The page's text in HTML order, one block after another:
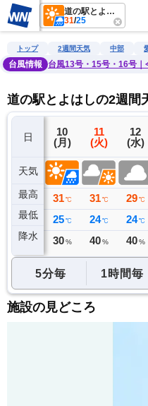
道の駅とよはし
31/25
雨雲レーダー 台風情報 地
トップ 2週間天気 中部
台風情報
台風13号・15号・16号｜
道の駅とよはしの2週間
日
天気
最高
最低
降水
9
(日)
31 ℃
25 ℃
1 ミリ
10
(月)
31 ℃
25 ℃
30 %
11
(火)
31 ℃
24 ℃
40 %
12
(水)
29 ℃
24 ℃
40 %
5分毎 1時間毎
施設の見どころ